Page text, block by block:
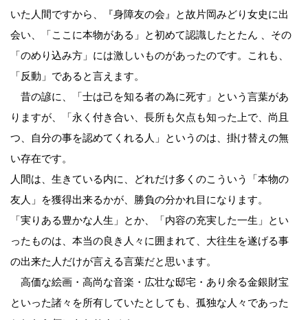
いた人間ですから、『身障友の会』と故片岡みどり女史に出
会い、「ここに本物がある」と初めて認識したとたん 、その
「のめり込み方」には激しいものがあったのです。これも、
「反動」であると言えます。
昔の諺に、「士は己を知る者の為に死す」という言葉があ
りますが、「永く付き合い、長所も欠点も知った上で、尚且
つ、自分の事を認めてくれる人」というのは、掛け替えの無
い存在です。
人間は、生きている内に、どれだけ多くのこういう「本物の
友人」を獲得出来るかが、勝負の分かれ目になります。
「実りある豊かな人生」とか、「内容の充実した一生」とい
ったものは、本当の良き人々に囲まれて、大往生を遂げる事
の出来た人だけが言える言葉だと思います。
高価な絵画・高尚な音楽・広壮な邸宅・あり余る金銀財宝
といった諸々を所有していたとしても、孤独な人々であった